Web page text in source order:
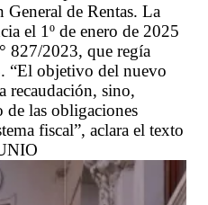
General de Rentas. La
el 1º de enero de 2025
827/2023, que regía
“El objetivo del nuevo
recaudación, sino,
las obligaciones
fiscal”, aclara el texto